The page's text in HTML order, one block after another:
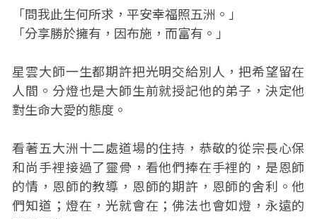
「問我此生何所求，平安幸福照五洲。」
「分享勝於擁有，因布施，而富有。」
星雲大師一生都期許把光明交給別人，把希望留在
人間。分燈也是大師生前就授記他的弟子，決定他
對生命大愛的態度。
看著五大洲十二處道場的住持，恭敬的從宗長心保
和尚手裡接過了靈骨，看他們捧在手裡的，是恩師
的情，恩師的教導，恩師的期許，恩師的舍利。他
們知道；燈在，光就會在；佛法也會如燈，永遠的